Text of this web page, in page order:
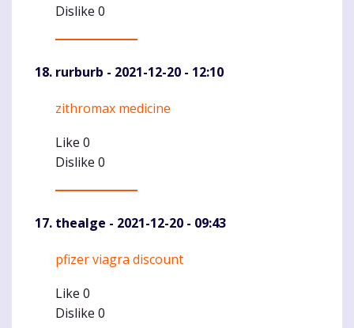
Dislike 0
rurburb - 2021-12-20 - 12:10
Komentaras
zithromax medicine
Like 0
Dislike 0
thealge - 2021-12-20 - 09:43
Komentaras
pfizer viagra discount
Like 0
Dislike 0